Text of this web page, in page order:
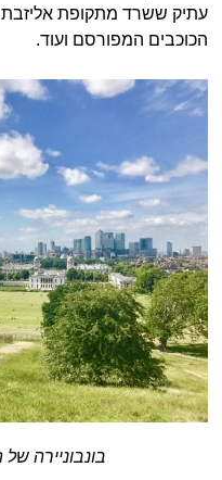
עתיק ששרד מתקופת
הכוכבים המפורסם ועוד.
בונבוניירה